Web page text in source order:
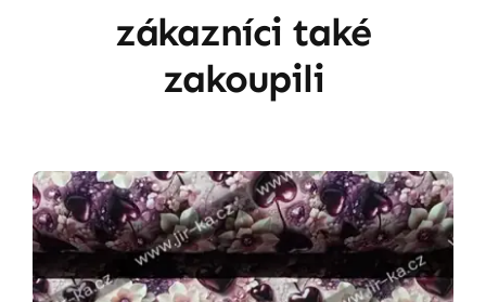
zákazníci také
zakoupili